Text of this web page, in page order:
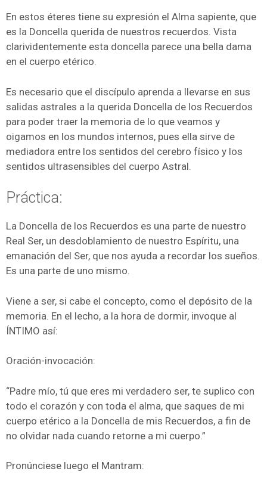
En estos éteres tiene su expresión el Alma sapiente, que
es la Doncella querida de nuestros recuerdos. Vista
clarividentemente esta doncella parece una bella dama
en el cuerpo etérico.
Es necesario que el discípulo aprenda a llevarse en sus
salidas astrales a la querida Doncella de los Recuerdos
para poder traer la memoria de lo que veamos y
oigamos en los mundos internos, pues ella sirve de
mediadora entre los sentidos del cerebro físico y los
sentidos ultrasensibles del cuerpo Astral.
Práctica:
La Doncella de los Recuerdos es una parte de nuestro
Real Ser, un desdoblamiento de nuestro Espíritu, una
emanación del Ser, que nos ayuda a recordar los sueños.
Es una parte de uno mismo.
Viene a ser, si cabe el concepto, como el depósito de la
memoria. En el lecho, a la hora de dormir, invoque al
ÍNTIMO así:
Oración-invocación:
“Padre mío, tú que eres mi verdadero ser, te suplico con
todo el corazón y con toda el alma, que saques de mi
cuerpo etérico a la Doncella de mis Recuerdos, a fin de
no olvidar nada cuando retorne a mi cuerpo.”
Pronúnciese luego el Mantram: